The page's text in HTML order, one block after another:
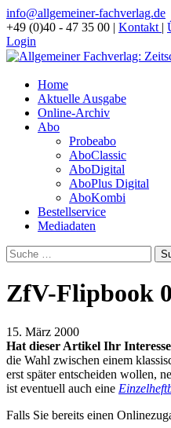
info@allgemeiner-fachverlag.de
+49 (0)40 - 47 35 00 | Kontakt |
Login
Home
Aktuelle Ausgabe
Online-Archiv
Abo
Probeabo
AboClassic
AboDigital
AboPlus Digital
AboKombi
Bestellservice
Mediadaten
ZfV-Flipbook
15. März 2000
Hat dieser Artikel Ihr
die Wahl zwischen einem
erst später entscheiden wollen,
ist eventuell auch eine
Falls Sie bereits einen